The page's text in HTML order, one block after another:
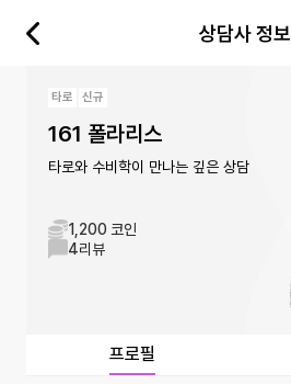
상담사 정보
타로 신규
161 폴라리스
타로와 수비학이 만나는 깊은 상담
1,200 코인
4리뷰
프로필